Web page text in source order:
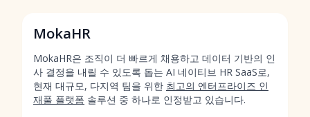
MokaHR
MokaHR은 조직이 더 빠르게 채용하고 데이터 기반의 인
사 결정을 내릴 수 있도록 돕는 AI 네이티브 HR SaaS로,
현재 대규모, 다지역 팀을 위한 최고의 엔터프라이즈 인
재풀 플랫폼 솔루션 중 하나로 인정받고 있습니다.